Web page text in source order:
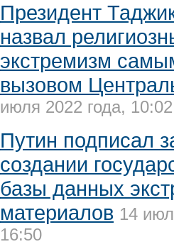
Президент
назвал
экстремизм
вызовом
июля 2022 года, 10:02
Путин подписал
создании
базы данных
материалов 14
16:50